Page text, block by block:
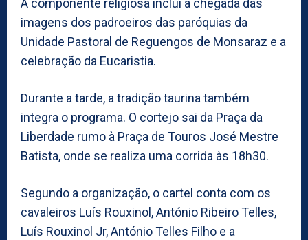
A componente religiosa inclui a chegada das
imagens dos padroeiros das paróquias da
Unidade Pastoral de Reguengos de Monsaraz e a
celebração da Eucaristia.
Durante a tarde, a tradição taurina também
integra o programa. O cortejo sai da Praça da
Liberdade rumo à Praça de Touros José Mestre
Batista, onde se realiza uma corrida às 18h30.
Segundo a organização, o cartel conta com os
cavaleiros Luís Rouxinol, António Ribeiro Telles,
Luís Rouxinol Jr, António Telles Filho e a